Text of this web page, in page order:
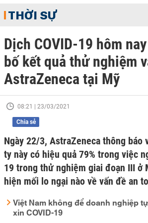
THỜI SỰ
Dịch COVID-19 hôm
bố kết quả thử nghiệm
AstraZeneca tại Mỹ
08:21 | 23/03/2021
Chia sẻ
Ngày 22/3, AstraZeneca thông báo
ty này có hiệu quả 79% trong việc
19 trong thử nghiệm giai đoạn III ở
hiện mối lo ngại nào về vấn đề an
Việt Nam không để doanh nghiệp
xin COVID-19